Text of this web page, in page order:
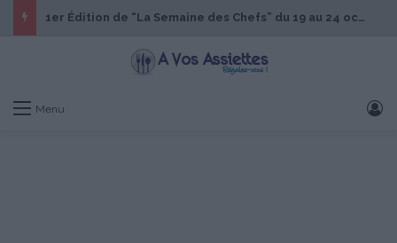
1er Édition de “La Semaine des Chefs” du 19 au 24 octobre 2026
Menu